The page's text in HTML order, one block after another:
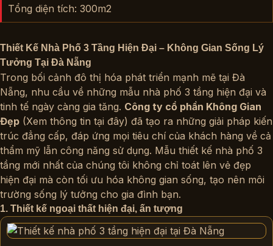
Tổng diện tích: 300m2
Thiết Kế Nhà Phố 3 Tầng Hiện Đại – Không Gian Sống Lý
Tưởng Tại Đà Nẵng
Trong bối cảnh đô thị hóa phát triển mạnh mẽ tại Đà
Nẵng, nhu cầu về những mẫu nhà phố 3 tầng hiện đại và
tinh tế ngày càng gia tăng. Công ty cổ phần Không Gian
Đẹp (Xem thông tin tại đây) đã tạo ra những giải pháp kiến
trúc đẳng cấp, đáp ứng mọi tiêu chí của khách hàng về cả
thẩm mỹ lẫn công năng sử dụng. Mẫu thiết kế nhà phố 3
tầng mới nhất của chúng tôi không chỉ toát lên vẻ đẹp
hiện đại mà còn tối ưu hóa không gian sống, tạo nên môi
trường sống lý tưởng cho gia đình bạn.
1. Thiết kế ngoại thất hiện đại, ấn tượng